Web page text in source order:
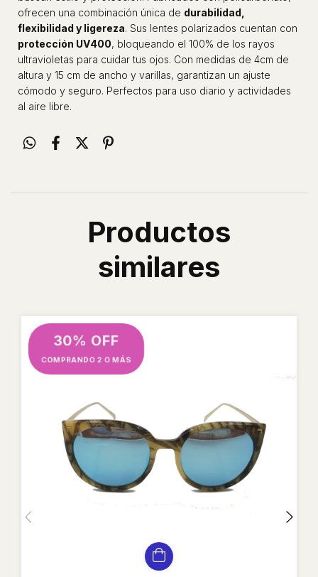
ofrecen una combinación única de durabilidad,
flexibilidad y ligereza. Sus lentes polarizados cuentan con
protección UV400, bloqueando el 100% de los rayos
ultravioletas para cuidar tus ojos. Con medidas de 4cm de
altura y 15 cm de ancho y varillas, garantizan un ajuste
cómodo y seguro. Perfectos para uso diario y actividades
al aire libre.
Productos
similares
30% OFF
COMPRANDO 2 O MÁS